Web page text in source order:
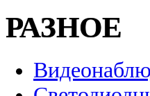
РАЗНОЕ